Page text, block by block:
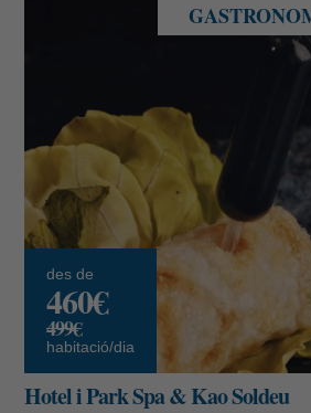
Les meves Reserves
Introdueix el número de
mail per consultar la teva
cancel·lar-la o modificar-la.
E-mail
des de
460€
499€
habitació/dia
Hotel i Park Spa & Kao Soldeu